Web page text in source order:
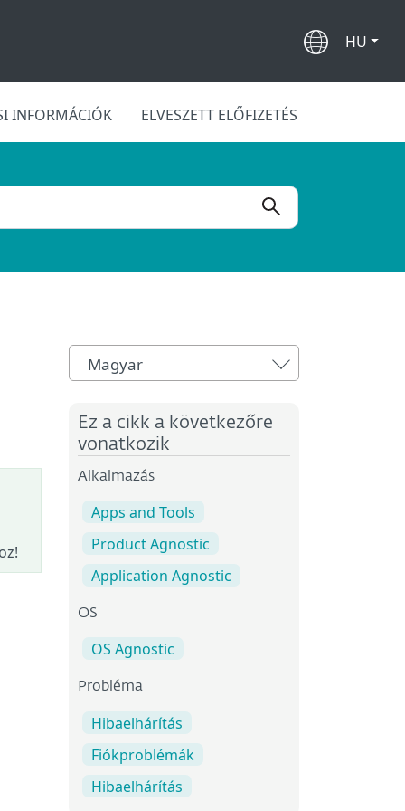
HU
INFORMÁCIÓK ELVESZETT ELŐFIZETÉS
Magyar
Ez a cikk a következőre
vonatkozik
Alkalmazás
Apps and Tools
Product Agnostic
Application Agnostic
OS
OS Agnostic
Probléma
Hibaelhárítás
Fiókproblémák
Hibaelhárítás